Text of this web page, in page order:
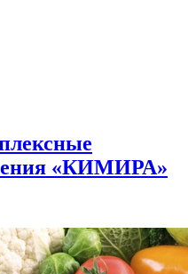
«КИМИРА»